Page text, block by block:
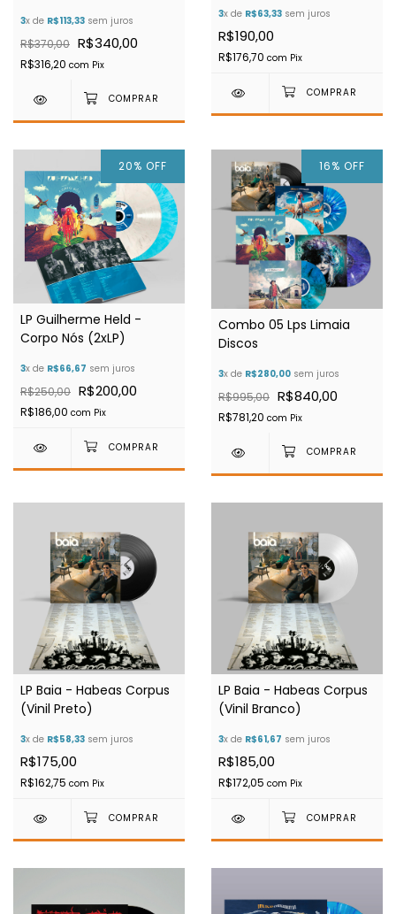
3x de R$113,33 sem juros
R$370,00 R$340,00
R$316,20 com Pix
3x de R$63,33 sem juros
R$190,00
R$176,70 com Pix
20% OFF
LP Guilherme Held -
Corpo Nós (2xLP)
3x de R$66,67 sem juros
R$250,00 R$200,00
R$186,00 com Pix
16% OFF
Combo 05 Lps Limaia
Discos
3x de R$280,00 sem juros
R$995,00 R$840,00
R$781,20 com Pix
LP Baia - Habeas Corpus
(Vinil Preto)
3x de R$58,33 sem juros
R$175,00
R$162,75 com Pix
LP Baia - Habeas Corpus
(Vinil Branco)
3x de R$61,67 sem juros
R$185,00
R$172,05 com Pix